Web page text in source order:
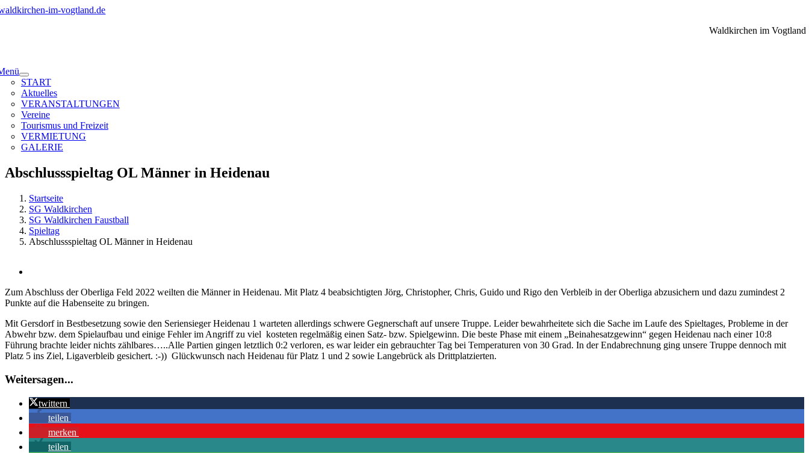
Zum
Waldkirchen im Vogtland
START
Aktuelles
VERANSTALTUNGEN
Vereine
Tourismus und Freizeit
VERMIETUNG
GALERIE
Abschlussspieltag OL Männer in Heidenau
Startseite
SG Waldkirchen
SG Waldkirchen Faustball
Spieltag
Abschlussspieltag OL Männer in Heidenau
Bild
Zum Abschluss der Oberliga Feld 2022 weilten die Männer in Heidenau. Mit Platz 4 beabsichtigten Jörg, Christopher, Chris, Guido und Rigo den Verbleib in der Oberliga abzusichern und dazu zumindest 2
Punkte auf die Habenseite zu bringen.
Mit Gersdorf in Bestbesetzung sowie den Seriensieger Heidenau 1 warteten allerdings schwere Gegnerschaft auf unsere Truppe. Leider bewahrheitete sich die Sache im Laufe des Spieltages, Probleme in der
Abwehr bzw. dem Spielaufbau und einige Fehler im Angriff zu viel kosteten regelmäßig einen Satz- bzw. Spielgewinn. Die beste Phase mit einem „Beinahesatzgewinn“ gegen Heidenau nach einer 10:8
Führung brachte leider nichts zählbares…..Alle Partien gingen letztlich 0:2 verloren, es war leider ein gebrauchter Tag bei Temperaturen von 30 Grad. In der Endabrechnung ging unsere Truppe dennoch mit
Platz 5 ins Ziel, Ligaverbleib gesichert. :-)) Glückwunsch nach Heidenau für Platz 1 und 2 sowie Langebrück als Drittplatzierten.
Weitersagen...
twittern
teilen
merken
teilen